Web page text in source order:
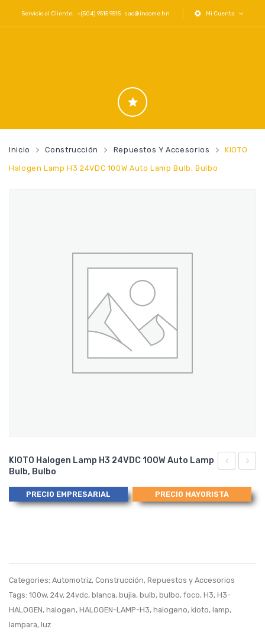
Servicio al Cliente: +(504) 9515 9515 sac@income.hn Mi Cuenta
Inicio Construcción Repuestos Y Accesorios KIOTO
Halogen Lamp H3 24VDC 100W Auto Lamp Bulb, Bulbo
H3
12V
HIGH/LOW
BEAM,
Bulbo
79128
/
KIOTO Halogen Lamp H3 24VDC 100W Auto Lamp
Bulb, Bulbo
PRECIO EMPRESARIAL PRECIO MAYORISTA
Categories: Automotriz, Construcción, Repuestos y Accesorios
Tags: 100w, 24v, 24vdc, blanca, bujia, bulb, bulbo, foco, H3, H3-
HALOGEN, halogen, HALOGEN-LAMP-H3, halogeno, kioto, lamp,
lampara, luz